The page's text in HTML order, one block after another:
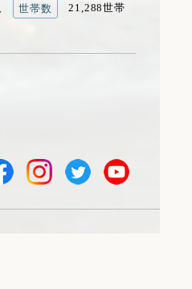
世帯数 21,288世帯